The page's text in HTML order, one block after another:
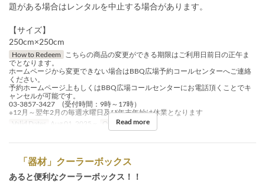
題がある場合はレンタルを中止する場合があります。
【サイズ】
250cm×250cm
How to Redeem
こちらの商品の変更ができる期限はご利用日前日の正午ま
でとなります。
ホームページから変更できない場合はBBQ広場予約コールセンターへご連絡
ください。
予約ホームページ上もしくはBBQ広場コールセンターにお電話頂くことでキ
ャンセルが可能です。
03-3857-3427 (受付時間：9時～17時）
※12月～翌年2月の毎週水曜日及び年末年始は休業となります
Valid Dates
Aug 01, 2025 ~ Order Limit ~ 3
Read more
「器材」クーラーボックス
あると便利なクーラーボックス！！